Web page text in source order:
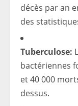
décès par an
des
Tuberculose:
bactériennes
et 40 000
dessus.